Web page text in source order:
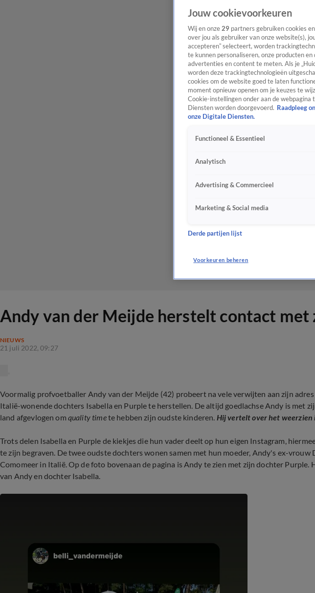
Andy van der Meijde herstelt contact
NIEUWS
21 juli 2022, 09:27
Voormalig profvoetballer Andy van der Meijde (42) probeert na vele verwijten aan zijn
Italië-wonende dochters Isabella en Purple te herstellen. De altijd goedlachse Andy is met
land afgevlogen om quality timete hebben zijn oudste kinderen. Hij vertelt over het weerzien
Trots delen Isabella en Purple de kiekjes die hun vader deelt op hun eigen Instagram,
te zijn begraven. De twee oudste dochters wonen samen met hun moeder, Andy's ex-vrouw
Comomeer in Italië. Op de foto bovenaan de pagina is Andy te zien met zijn dochter Purple.
van Andy en dochter Isabella.
Jouw cookievoorkeuren
Wij en onze 29 partners gebruiken cookies
over jou als gebruiker van onze website(s),
accepteren” selecteert, worden
te kunnen personaliseren, onze producten
advertenties en content te meten. Als je
worden deze trackingtechnologieën
cookies om de website goed te laten
moment opnieuw openen om je keuzes te
Cookie-instellingen onder aan de
Diensten worden doorgevoerd. Raadpleeg
onze Digitale Diensten.
Functioneel & Essentieel
Analytisch
Advertising & Commercieel
Marketing & Social media
Derde partijen lijst
Voorkeuren beheren